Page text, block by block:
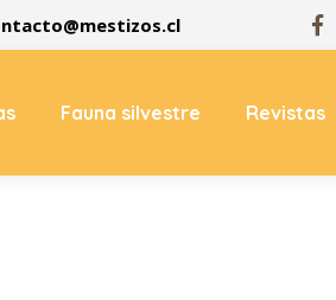
Fauna silvestre Revistas